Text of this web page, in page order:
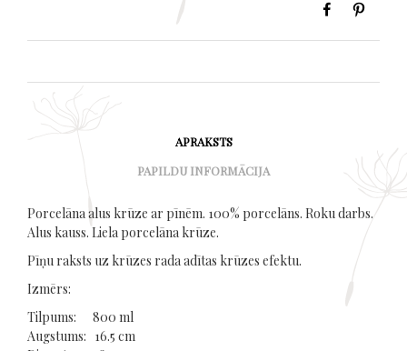
APRAKSTS
PAPILDU INFORMĀCIJA
Porcelāna alus krūze ar pīnēm. 100% porcelāns. Roku darbs.
Alus kauss. Liela porcelāna krūze.
Pīņu raksts uz krūzes rada adītas krūzes efektu.
Izmērs:
Tilpums: 800 ml
Augstums: 16.5 cm